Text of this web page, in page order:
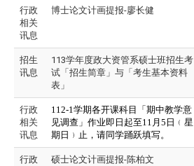
行政
相关
讯息
博士论文计画提报-廖长健
招生
讯息
113学年度政大资管系硕士班招生考
试「招生简章」与「考生基本资料
表」
行政
相关
讯息
112-1学期各开课科目「期中教学意
见调查」作业即日起至11 月 5 日﹙星
期日﹚止，请同学踊跃填写。
行政
硕士论文计画提报-陈柏文